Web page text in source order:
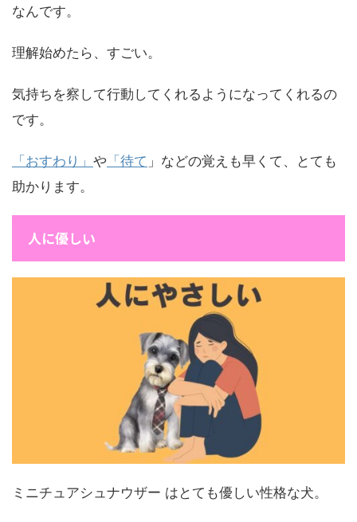
なんです。
理解始めたら、すごい。
気持ちを察して行動してくれるようになってくれるの
です。
「おすわり」 や 「待て 」などの覚えも早くて、とても
助かります。
人に優しい
ミニチュアシュナウザー はとても優しい性格な犬。